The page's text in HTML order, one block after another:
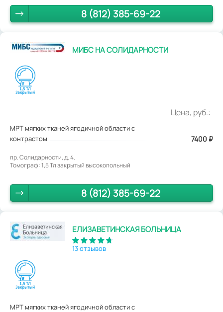
8 (812) 385-69-22
МИБС НА СОЛИДАРНОСТИ
Цена, руб.:
МРТ мягких тканей ягодичной области с
контрастом
7400 ₽
пр. Солидарности, д. 4.
Томограф: 1,5 Тл закрытый высокопольный
8 (812) 385-69-22
ЕЛИЗАВЕТИНСКАЯ БОЛЬНИЦА
13 отзывов
МРТ мягких тканей ягодичной области с